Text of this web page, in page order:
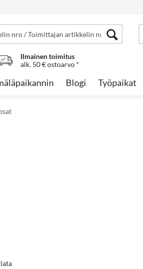
Ilmainen toimitus
alk. 50 € ostoarvo *
Blogi Työpaikat